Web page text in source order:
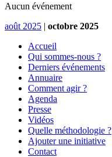
Aucun événement
août 2025 | octobre 2025
Accueil
Qui sommes-nous ?
Derniers événements
Annuaire
Comment agir ?
Agenda
Presse
Vidéos
Quelle méthodologie ?
Ajouter une initiative
Contact